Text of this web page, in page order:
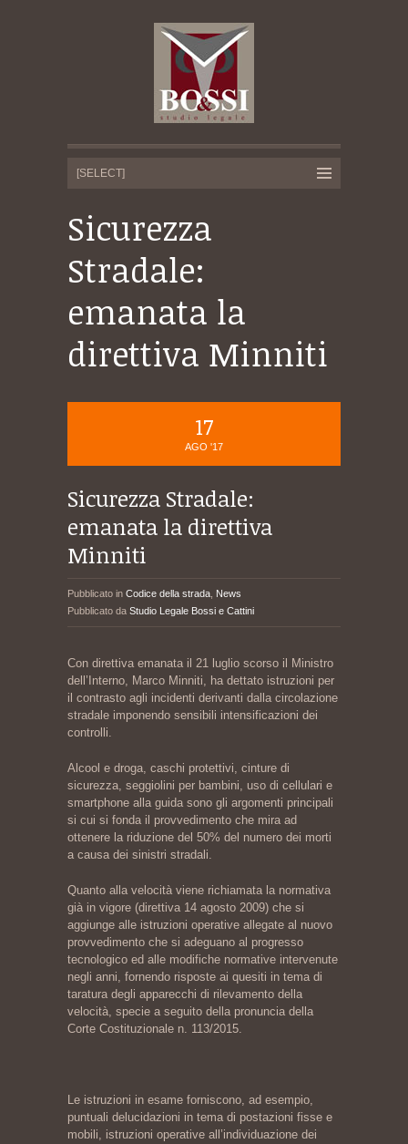
Sicurezza
Stradale:
emanata la
direttiva Minniti
17
AGO '17
Sicurezza Stradale:
emanata la direttiva
Minniti
Pubblicato in Codice della strada News
Pubblicato da Studio Legale Bossi e Cattini
Con direttiva emanata il 21 luglio scorso il Ministro
dell’Interno, Marco Minniti, ha dettato istruzioni per
il contrasto agli incidenti derivanti dalla circolazione
stradale imponendo sensibili intensificazioni dei
controlli.
Alcool e droga, caschi protettivi, cinture di
sicurezza, seggiolini per bambini, uso di cellulari e
smartphone alla guida sono gli argomenti principali
si cui si fonda il provvedimento che mira ad
ottenere la riduzione del 50% del numero dei morti
a causa dei sinistri stradali.
Quanto alla velocità viene richiamata la normativa
già in vigore (direttiva 14 agosto 2009) che si
aggiunge alle istruzioni operative allegate al nuovo
provvedimento che si adeguano al progresso
tecnologico ed alle modifiche normative intervenute
negli anni, fornendo risposte ai quesiti in tema di
taratura degli apparecchi di rilevamento della
velocità, specie a seguito della pronuncia della
Corte Costituzionale n. 113/2015.
Le istruzioni in esame forniscono, ad esempio,
puntuali delucidazioni in tema di postazioni fisse e
mobili, istruzioni operative all’individuazione dei